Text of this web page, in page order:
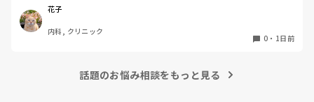
実際、健診センターでの仕事内容は、楽なのでしょうか？ま
た、大変なことは何ですか？
花子
内科, クリニック
0 ・ 1日前
話題のお悩み相談をもっと見る